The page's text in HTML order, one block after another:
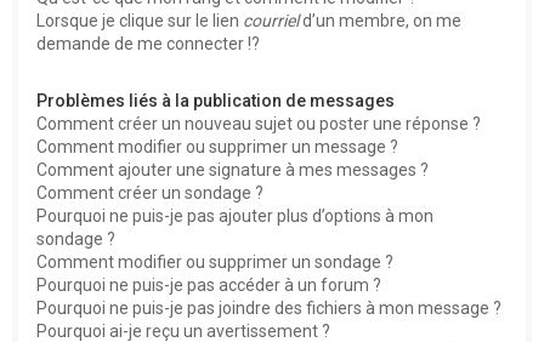
Lorsque je clique sur le lien courrield’un membre, on me
demande de me connecter !?
Problèmes liés à la publication de messages
Comment créer un nouveau sujet ou poster une réponse ?
Comment modifier ou supprimer un message ?
Comment ajouter une signature à mes messages ?
Comment créer un sondage ?
Pourquoi ne puis-je pas ajouter plus d’options à mon
sondage ?
Comment modifier ou supprimer un sondage ?
Pourquoi ne puis-je pas accéder à un forum ?
Pourquoi ne puis-je pas joindre des fichiers à mon message ?
Pourquoi ai-je reçu un avertissement ?